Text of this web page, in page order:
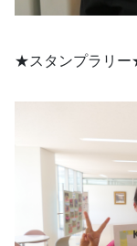
★スタンプラリ